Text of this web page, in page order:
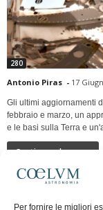
Per fornire le migliori
280
Antonio Piras - 17
Gli ultimi aggiornamenti
febbraio e marzo, un
e le basi sulla Terra e
Continua a leggere